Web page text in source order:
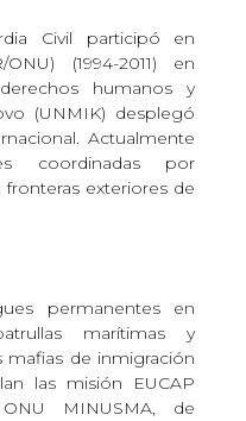
Civil participó en
ONU) (1994-2011) en
humanos y
(UNMIK) desplegó
Actualmente
coordinadas por
fronteras exteriores de
permanentes en
marítimas y
de inmigración
las misión EUCAP
MINUSMA, de